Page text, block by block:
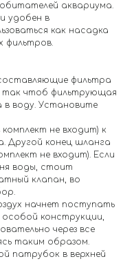
аквариума.
удобен в
как насадка
фильтров.
фильтра
так чтоб фильтрующая
в воду. Установите
не входит) к
Другой конец шланга
не входит). Если
воды, стоит
клапан, во
начнет поступать
конструкции,
через все
таким образом.
патрубок в верхней